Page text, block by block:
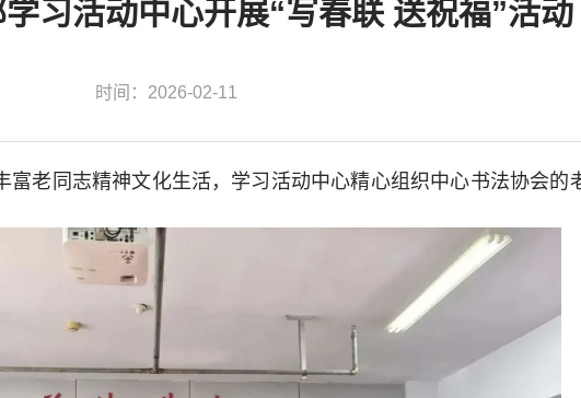
习活动中心开展“写春联 送祝福”活动
时间：2026-02-11
老同志精神文化生活，学习活动中心精心组织中心书法协会的